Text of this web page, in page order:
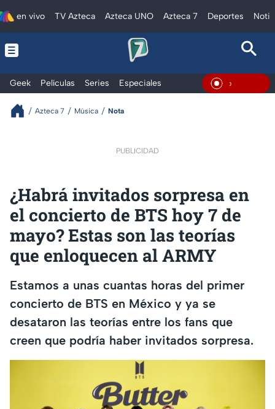
en vivo TV Azteca Azteca UNO Azteca 7 Deportes
Geek Películas Series Especiales En Vivo
Azteca 7 Música Nota
PUBLICIDAD
¿Habrá invitados sorpresa en
el concierto de BTS hoy 7 de
mayo? Estas son las teorías
que enloquecen al ARMY
Estamos a unas cuantas horas del primer
concierto de BTS en México y ya se
desataron las teorías entre los fans que
creen que podría haber invitados sorpresa.